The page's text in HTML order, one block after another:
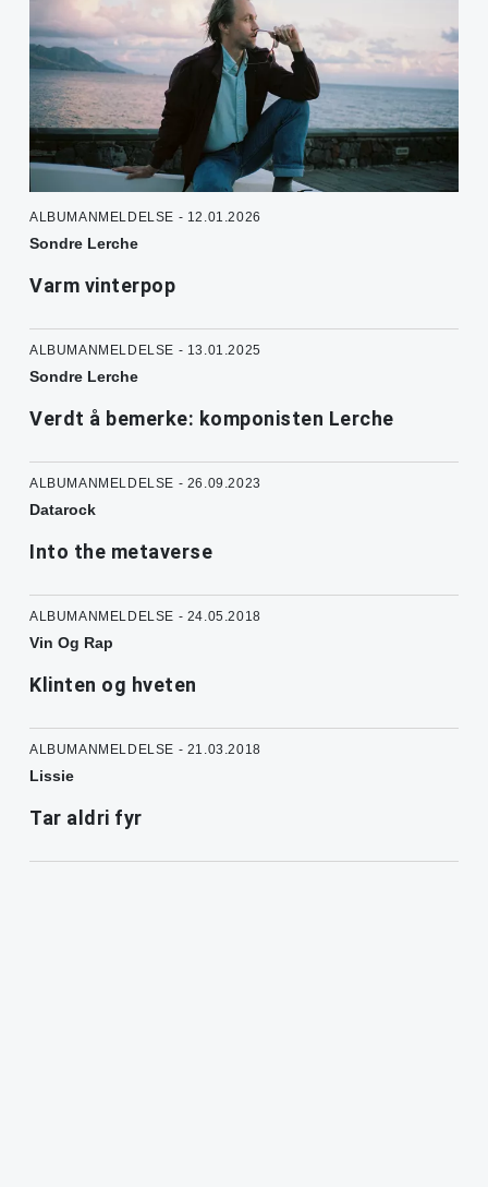
ALBUMANMELDELSE - 12.01.2026
Sondre Lerche
Varm vinterpop
ALBUMANMELDELSE - 13.01.2025
Sondre Lerche
Verdt å bemerke: komponisten Lerche
ALBUMANMELDELSE - 26.09.2023
Datarock
Into the metaverse
ALBUMANMELDELSE - 24.05.2018
Vin Og Rap
Klinten og hveten
ALBUMANMELDELSE - 21.03.2018
Lissie
Tar aldri fyr